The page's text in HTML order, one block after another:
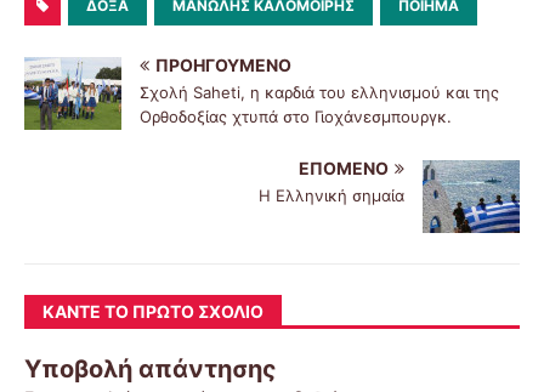
ΔΌΞΑ ΜΑΝΏΛΗΣ ΚΑΛΟΜΟΊΡΗΣ ΠΟΊΗΜΑ
ΠΡΟΗΓΟΎΜΕΝΟ
Σχολή Saheti, η καρδιά του ελληνισμού και της
Ορθοδοξίας χτυπά στο Γιοχάνεσμπουργκ.
ΕΠΌΜΕΝΟ
Η Ελληνική σημαία
ΚΆΝΤΕ ΤΟ ΠΡΏΤΟ ΣΧΌΛΙΟ
Υποβολή απάντησης